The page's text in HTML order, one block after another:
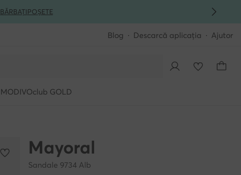
BĂRBAȚIPOȘETE
Blog Descarcă aplicația Ajutor
MODIVOclub GOLD
Mayoral
Sandale 9734 Alb